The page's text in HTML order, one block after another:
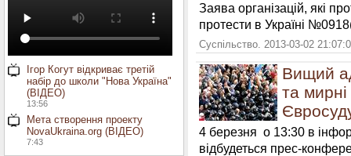
Ігор Когут відкриває третій
набір до школи "Нова Україна"
(ВІДЕО)
13:56
Мета створення проекту
NovaUkraina.org (ВІДЕО)
7:43
Заява організацій, які
протести в Україні
Суспільство. 2013-03-02
Вищий
та
4 березня о 13:30 в
відбудеться прес-